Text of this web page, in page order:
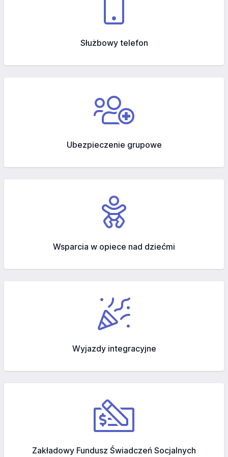
Służbowy telefon
Ubezpieczenie grupowe
Wsparcia w opiece nad dziećmi
Wyjazdy integracyjne
Zakładowy Fundusz Świadczeń Socjalnych